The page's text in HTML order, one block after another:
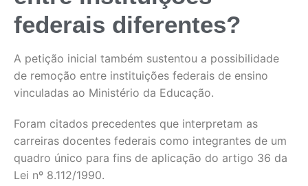
federais diferentes?
A petição inicial também sustentou a possibilidade
de remoção entre instituições federais de ensino
vinculadas ao Ministério da Educação.
Foram citados precedentes que interpretam as
carreiras docentes federais como integrantes de um
quadro único para fins de aplicação do artigo 36 da
Lei nº 8.112/1990.